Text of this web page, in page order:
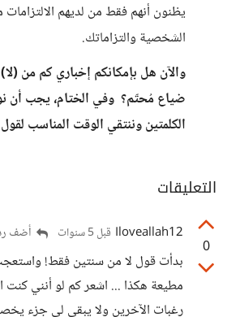
يظنون أنهم فقط من لديهم
الشخصية والتزاماتك.
والآن هل بإمكانكم إخباري كم من
ضياع مُحتّم؟ وفي الختام، يجب أن
الكلمتين وننتقي الوقت المناسب
التعليقات
0
Iloveallah12 قبل 5 سنوات أضف
بدأت قول لا من سنتين فقط!
مطيعة هكذا ... اشعر كم لو أنني
رغبات الآخرين ولا يبقى لي جزء